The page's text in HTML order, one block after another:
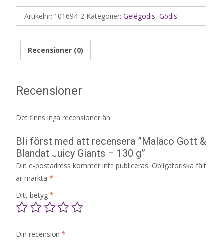
Artikelnr: 101694-2 Kategorier: Gelégodis, Godis
Recensioner (0)
Recensioner
Det finns inga recensioner än.
Bli först med att recensera ”Malaco Gott &
Blandat Juicy Giants – 130 g”
Din e-postadress kommer inte publiceras. Obligatoriska fält
är märkta *
Ditt betyg *
Din recension *